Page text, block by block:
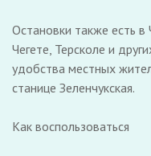
Остановки также есть в
Чегете, Терсколе и
удобства местных
станице Зеленчукская.
Как воспользоваться